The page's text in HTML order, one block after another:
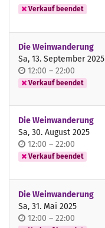
Verkauf beendet
Die Weinwanderung
Sa, 13. September 2025
Uhrzeit
12:00 –bis
22:00
Verkauf beendet
Die Weinwanderung
Sa, 30. August 2025
Uhrzeit
12:00 –bis
22:00
Verkauf beendet
Die Weinwanderung
Sa, 31. Mai 2025
Uhrzeit
12:00 –bis
22:00